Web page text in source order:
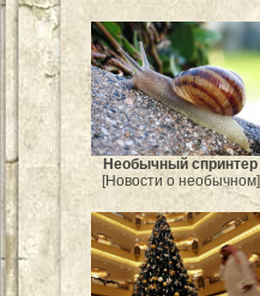
Необычный спринтер
[Новости о необычном]